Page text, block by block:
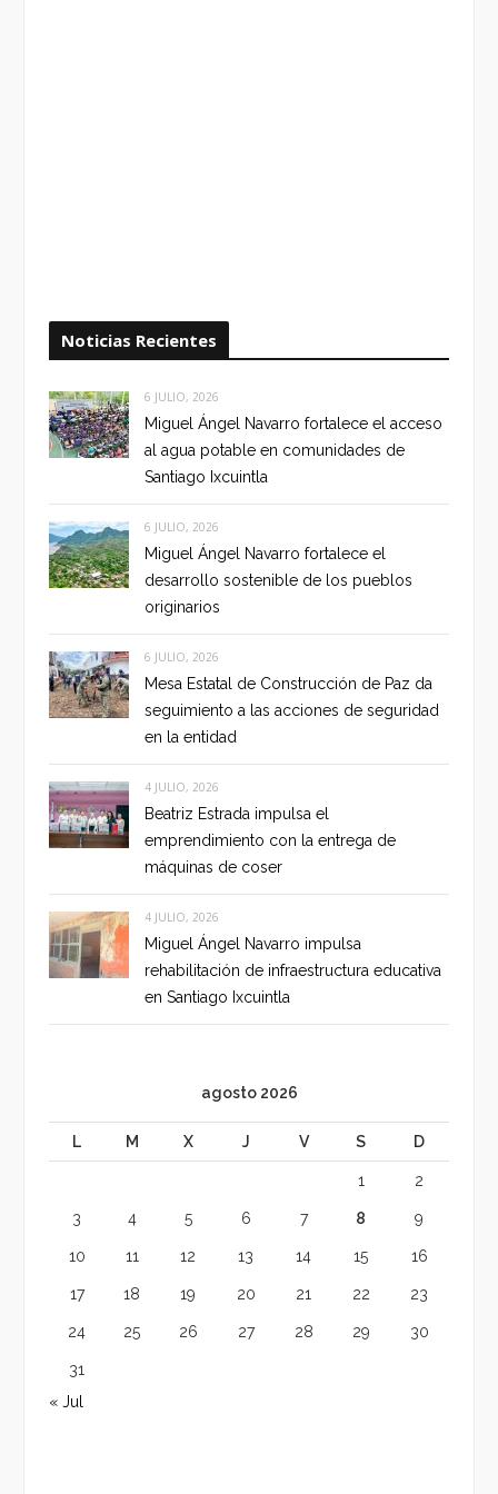
Noticias Recientes
6 JULIO, 2026
Miguel Ángel Navarro fortalece el acceso
al agua potable en comunidades de
Santiago Ixcuintla
6 JULIO, 2026
Miguel Ángel Navarro fortalece el
desarrollo sostenible de los pueblos
originarios
6 JULIO, 2026
Mesa Estatal de Construcción de Paz da
seguimiento a las acciones de seguridad
en la entidad
4 JULIO, 2026
Beatriz Estrada impulsa el
emprendimiento con la entrega de
máquinas de coser
4 JULIO, 2026
Miguel Ángel Navarro impulsa
rehabilitación de infraestructura educativa
en Santiago Ixcuintla
agosto 2026
L M X J V S D
1 2
3 4 5 6 7 8 9
10 11 12 13 14 15 16
17 18 19 20 21 22 23
24 25 26 27 28 29 30
31
« Jul